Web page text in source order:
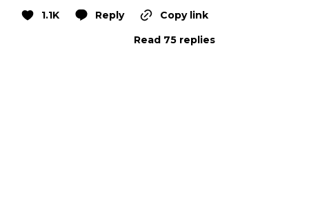
1.1K Reply
Copy link
Read 75 replies